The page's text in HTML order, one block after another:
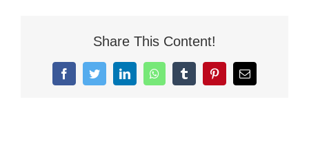
Share This Content!
FacebookTwitterLinkedInWhatsAppTumblrPinterest
E-